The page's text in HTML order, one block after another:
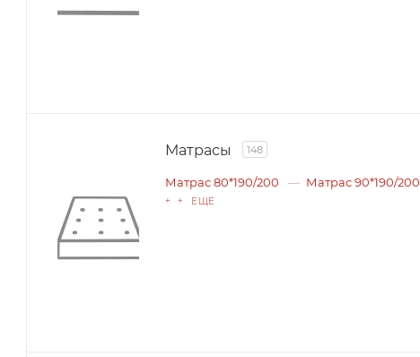
Матрасы 148
Матрас 80*190/200 Матрас 90*190/200
+ + ЕЩЕ